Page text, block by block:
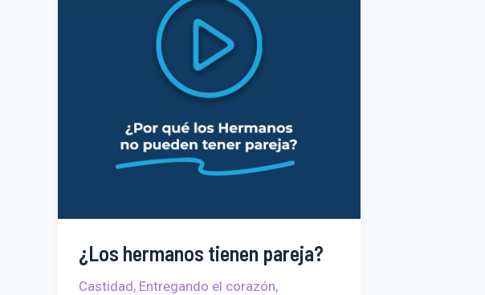
¿Los hermanos tienen pareja?
Castidad, Entregando el corazón,